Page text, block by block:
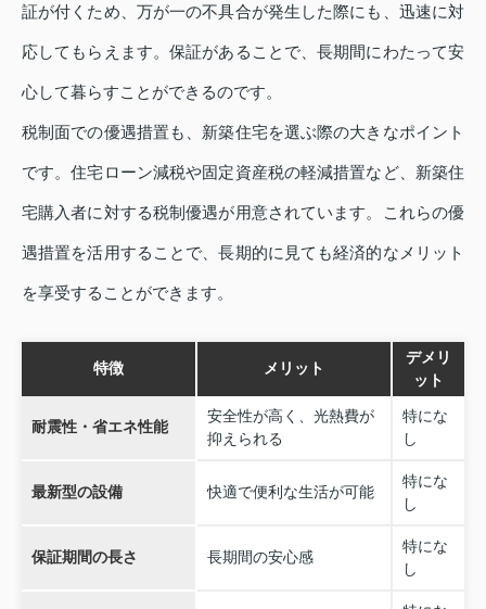
証が付くため、万が一の不具合が発生した際にも、迅速に対
応してもらえます。保証があることで、長期間にわたって安
心して暮らすことができるのです。
税制面での優遇措置も、新築住宅を選ぶ際の大きなポイント
です。住宅ローン減税や固定資産税の軽減措置など、新築住
宅購入者に対する税制優遇が用意されています。これらの優
遇措置を活用することで、長期的に見ても経済的なメリット
を享受することができます。
特徴 メリット
デメリ
ット
耐震性・省エネ性能
安全性が高く、光熱費が
抑えられる
特にな
し
最新型の設備 快適で便利な生活が可能
特にな
し
保証期間の長さ 長期間の安心感
特にな
し